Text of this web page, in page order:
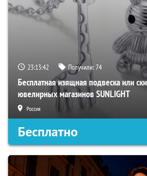
23:13:41 Получили:74
Бесплатная изящная подвеска или
ювелирных магазинов SUNLIGHT
Россия
Бесплатно